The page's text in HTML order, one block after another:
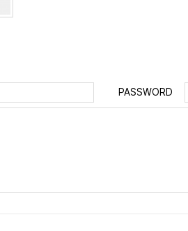
PASSWORD